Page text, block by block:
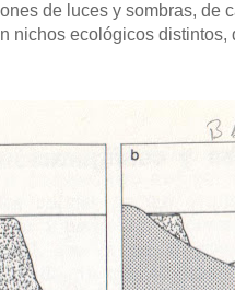
de luces y sombras, de
nichos ecológicos